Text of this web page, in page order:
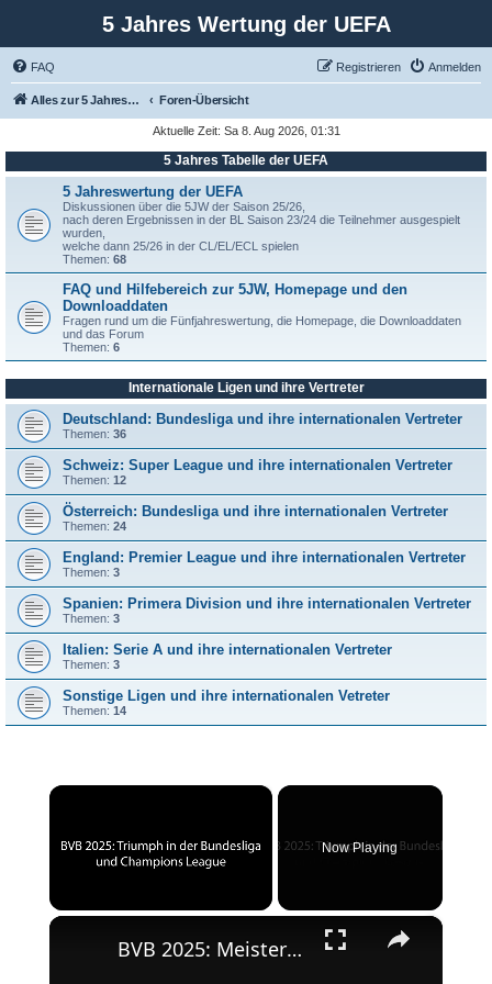
5 Jahres Wertung der UEFA
FAQ Anmelden
Registrieren
Alles zur 5 Jahreswertung / Tabelle der UEFA mit vielen Statistiken. Foren-Übersicht
Aktuelle Zeit: Sa 8. Aug 2026, 01:31
5 Jahres Tabelle der UEFA
5 Jahreswertung der UEFA
Diskussionen über die 5JW der Saison 25/26,
nach deren Ergebnissen in der BL Saison 23/24 die Teilnehmer ausgespielt
wurden,
welche dann 25/26 in der CL/EL/ECL spielen
Themen: 68
FAQ und Hilfebereich zur 5JW, Homepage und den
Downloaddaten
Fragen rund um die Fünfjahreswertung, die Homepage, die Downloaddaten
und das Forum
Themen: 6
Internationale Ligen und ihre Vertreter
Deutschland: Bundesliga und ihre internationalen Vertreter
Themen: 36
Schweiz: Super League und ihre internationalen Vertreter
Themen: 12
Österreich: Bundesliga und ihre internationalen Vertreter
Themen: 24
England: Premier League und ihre internationalen Vertreter
Themen: 3
Spanien: Primera Division und ihre internationalen Vertreter
Themen: 3
Italien: Serie A und ihre internationalen Vertreter
Themen: 3
Sonstige Ligen und ihre internationalen Vetreter
Themen: 14
×
Now Playing
×
BVB 2025: Meisterschaft und Champions League-Erfolg